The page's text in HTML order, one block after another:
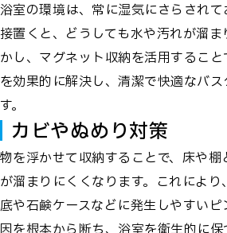
浴室の環境は、常に湿気にさらされ
接置くと、どうしても水や汚れが溜ま
かし、マグネット収納を活用するこ
を効果的に解決し、清潔で快適なバ
す。
カビやぬめり対策
物を浮かせて収納することで、床や
が溜まりにくくなります。これによ
底や石鹸ケースなどに発生しやすい